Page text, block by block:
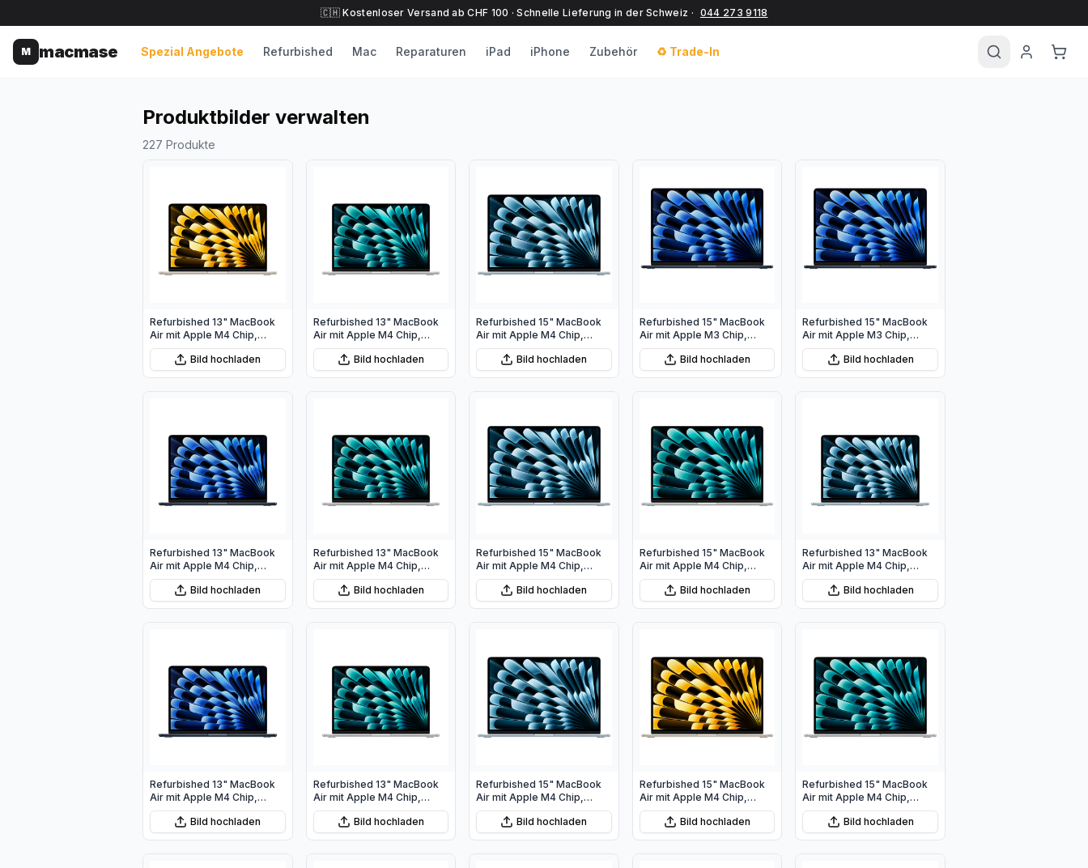
🇨🇭 Kostenloser Versand ab CHF 100 · Schnelle Lieferung in der Schweiz · 044 273 9118
M macmase Spezial Angebote Refurbished Mac Reparaturen iPad iPhone Zubehör ♻️ Trade-In
Produktbilder verwalten
227 Produkte
Refurbished 13" MacBook
Air mit Apple M4 Chip,
10‑Core CPU und 10‑Core
GPU - Polarstern
Bild hochladen
Refurbished 13" MacBook
Air mit Apple M4 Chip,
10‑Core CPU und 10‑Core
GPU - SilberBild hochladen
Refurbished 15" MacBook
Air mit Apple M4 Chip,
10‑Core CPU und 10‑Core
GPU - Himmelblau
Bild hochladen
Refurbished 15" MacBook
Air mit Apple M3 Chip,
8‑Core CPU und 10‑Core
GPU - Mitternacht
Bild hochladen
Refurbished 15" MacBook
Air mit Apple M3 Chip,
8‑Core CPU und 10‑Core
GPU - Mitternacht
Bild hochladen
Refurbished 13" MacBook
Air mit Apple M4 Chip,
10‑Core CPU und 10‑Core
GPU - Mitternacht
Bild hochladen
Refurbished 13" MacBook
Air mit Apple M4 Chip,
10‑Core CPU und 10‑Core
GPU - SilberBild hochladen
Refurbished 15" MacBook
Air mit Apple M4 Chip,
10‑Core CPU und 10‑Core
GPU - Himmelblau
Bild hochladen
Refurbished 15" MacBook
Air mit Apple M4 Chip,
10‑Core CPU und 10‑Core
GPU - SilberBild hochladen
Refurbished 13" MacBook
Air mit Apple M4 Chip,
10‑Core CPU und 10‑Core
GPU - Himmelblau
Bild hochladen
Refurbished 13" MacBook
Air mit Apple M4 Chip,
10‑Core CPU und 10‑Core
GPU - Mitternacht
Bild hochladen
Refurbished 13" MacBook
Air mit Apple M4 Chip,
10‑Core CPU und 10‑Core
GPU - SilberBild hochladen
Refurbished 15" MacBook
Air mit Apple M4 Chip,
10‑Core CPU und 10‑Core
GPU - Himmelblau
Bild hochladen
Refurbished 15" MacBook
Air mit Apple M4 Chip,
10‑Core CPU und 10‑Core
GPU - Polarstern
Bild hochladen
Refurbished 15" MacBook
Air mit Apple M4 Chip,
10‑Core CPU und 10‑Core
GPU - SilberBild hochladen